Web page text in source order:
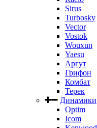
Sirus
Turbosky
Vector
Vostok
Wouxun
Yaesu
Аргут
Грифон
Комбат
Терек
Динамики
Optim
Icom